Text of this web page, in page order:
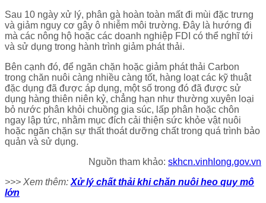
Sau 10 ngày xử lý, phân gà hoàn toàn mất đi mùi đặc trưng
và giảm nguy cơ gây ô nhiễm môi trường. Ðây là hướng đi
mà các nông hộ hoặc các doanh nghiệp FDI có thể nghĩ tới
và sử dụng trong hành trình giảm phát thải.
Bên cạnh đó, để ngăn chặn hoặc giảm phát thải Carbon
trong chăn nuôi càng nhiều càng tốt, hàng loạt các kỹ thuật
đặc dụng đã được áp dụng, một số trong đó đã được sử
dụng hàng thiên niên kỷ, chẳng hạn như thường xuyên loại
bỏ nước phân khỏi chuồng gia súc, lấp phân hoặc chôn
ngay lập tức, nhằm mục đích cải thiện sức khỏe vật nuôi
hoặc ngăn chặn sự thất thoát dưỡng chất trong quá trình bảo
quản và sử dụng.
Nguồn tham khảo: skhcn.vinhlong.gov.vn
>>> Xem thêm: Xử lý chất thải khi chăn nuôi heo quy mô
lớn